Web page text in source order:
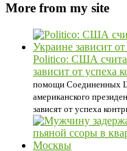
More from my site
Politico: США
зависит от успеха
помощи Соединенных
американского
зависят от успеха